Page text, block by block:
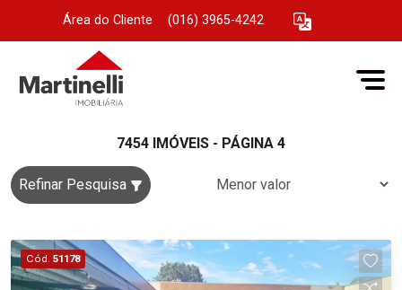
Área do Cliente (016) 3965-4242
7454 IMÓVEIS - PÁGINA 4
Refinar Pesquisa
Cód. 51178